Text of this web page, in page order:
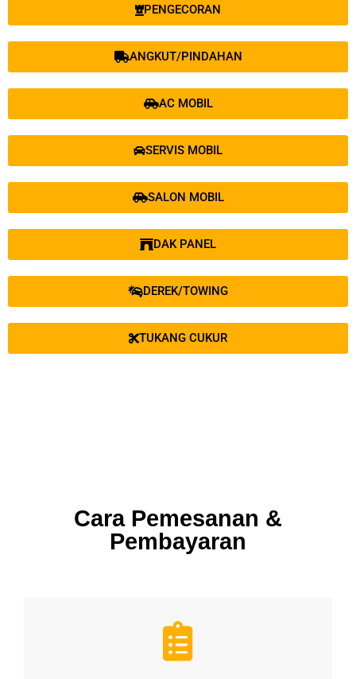
PENGECORAN
ANGKUT/PINDAHAN
AC MOBIL
SERVIS MOBIL
SALON MOBIL
DAK PANEL
DEREK/TOWING
TUKANG CUKUR
Cara Pemesanan &
Pembayaran